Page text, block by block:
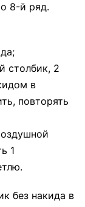
8-й ряд.
столбик, 2
в
повторять
1
без накида в